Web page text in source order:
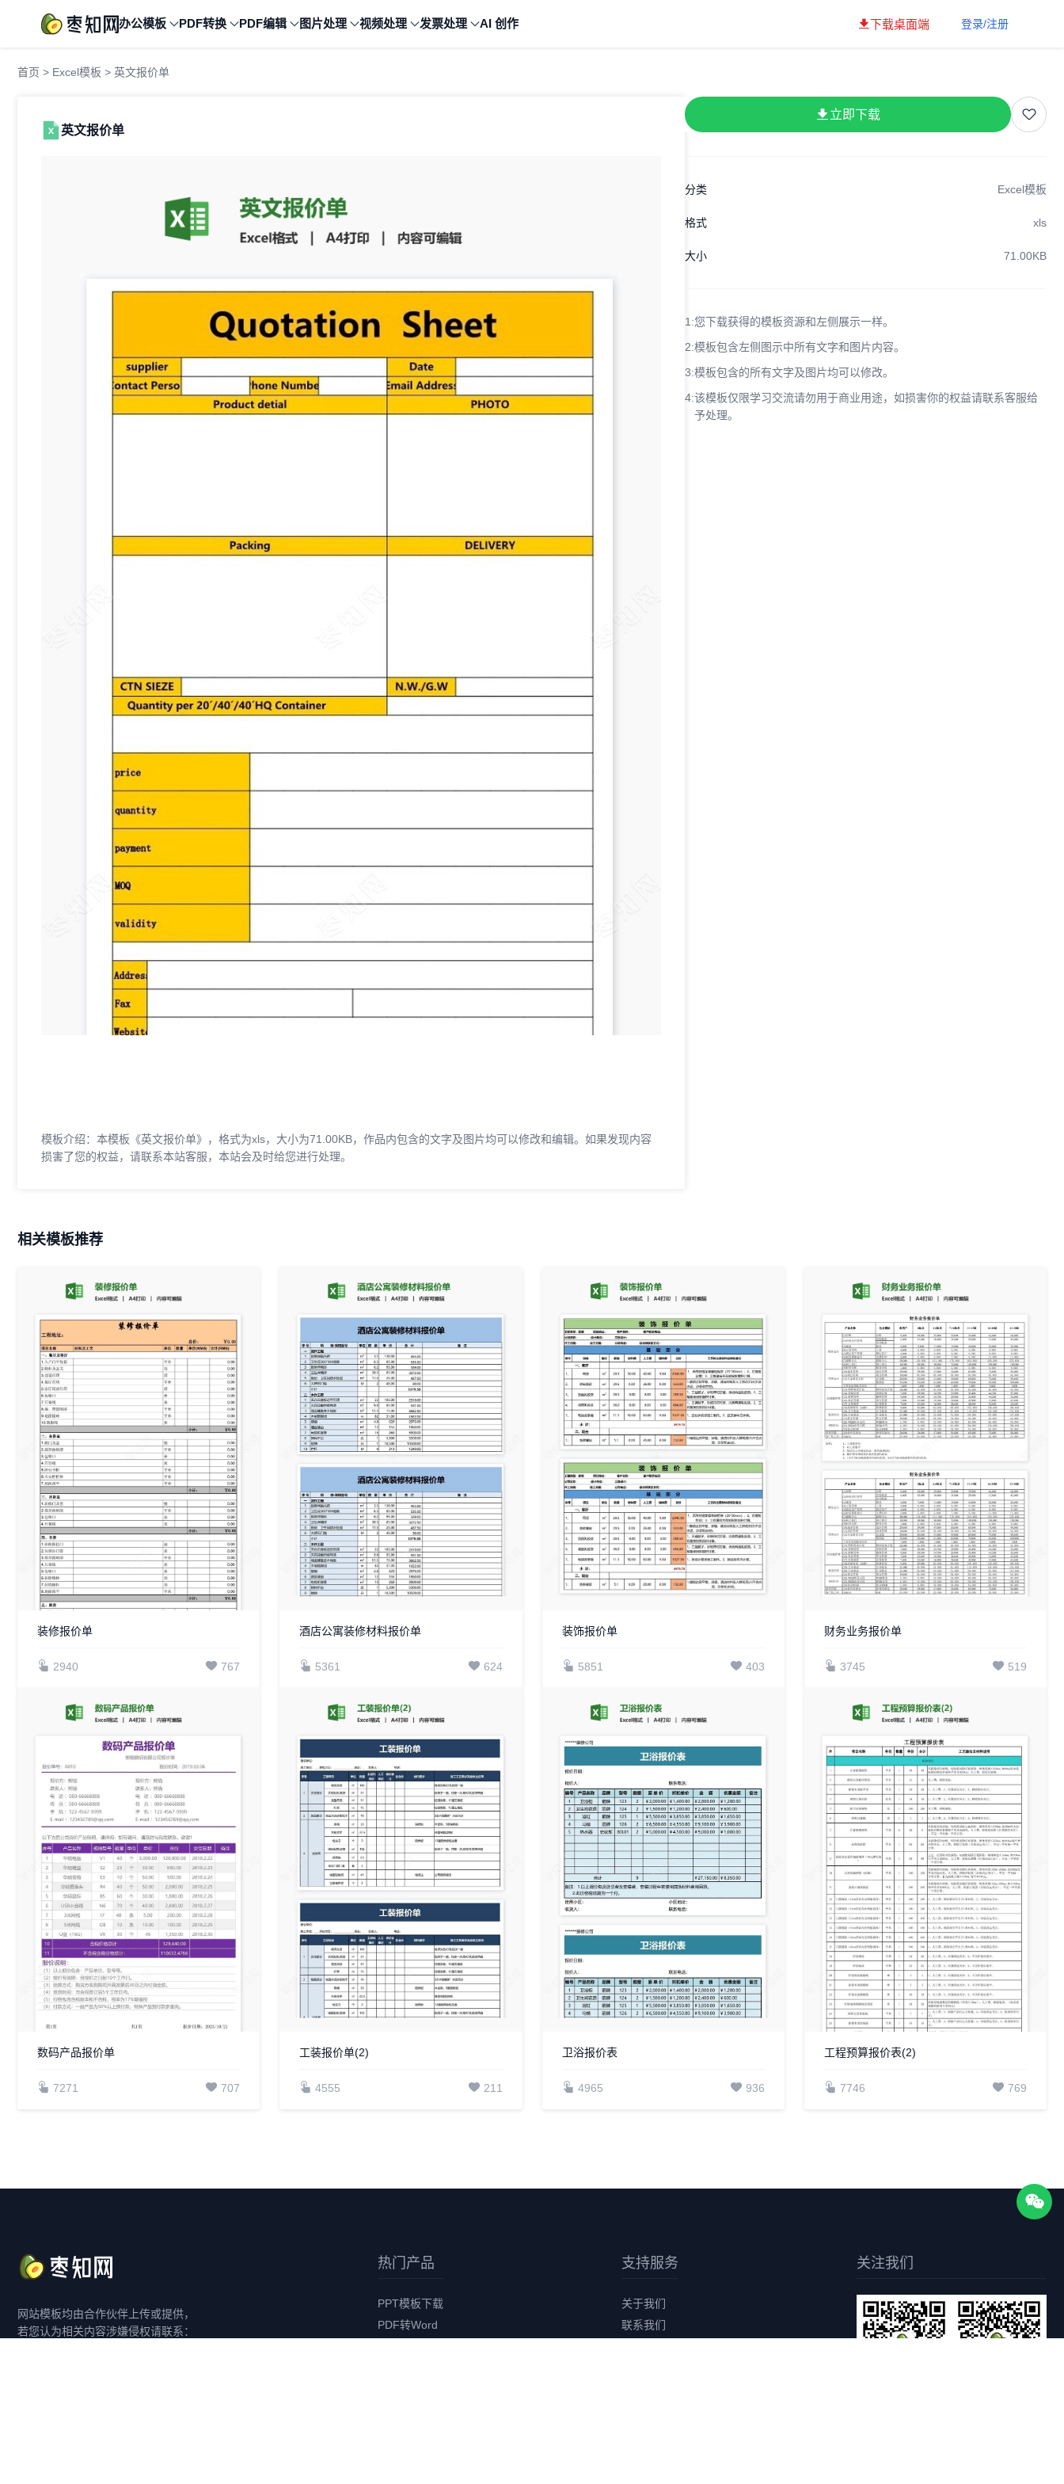
办公模板 PDF转换 PDF编辑 图片处理 视频处理 发票处理 AI 创作 下载桌面端 登录/注册
首页 > Excel模板 > 英文报价单
英文报价单
模板介绍：本模板《英文报价单》，格式为xls，大小为71.00KB，作品内包含的文字及图片均可以修改和编辑。如果发现内容
损害了您的权益，请联系本站客服，本站会及时给您进行处理。
立即下载
分类 Excel模板
格式 xls
大小 71.00KB
1:您下载获得的模板资源和左侧展示一样。
2:模板包含左侧图示中所有文字和图片内容。
3:模板包含的所有文字及图片均可以修改。
4:该模板仅限学习交流请勿用于商业用途，如损害你的权益请联系客服给
予处理。
相关模板推荐
装修报价单
2940 767
酒店公寓装修材料报价单
5361 624
装饰报价单
5851 403
财务业务报价单
3745 519
数码产品报价单
7271 707
工装报价单(2)
4555 211
卫浴报价表
4965 936
工程预算报价表(2)
7746 769
网站模板均由合作伙伴上传或提供，
若您认为相关内容涉嫌侵权请联系：
热门产品
PPT模板下载
PDF转Word
支持服务
关于我们
联系我们
关注我们